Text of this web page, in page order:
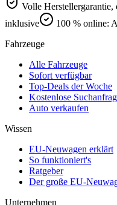
Volle Herstellergarantie,
inklusive
100 % online:
Fahrzeuge
Alle Fahrzeuge
Sofort verfügbar
Top-Deals der Woche
Kostenlose
Auto verkaufen
Wissen
EU-Neuwagen erklärt
So funktioniert's
Ratgeber
Der große EU-
Unternehmen